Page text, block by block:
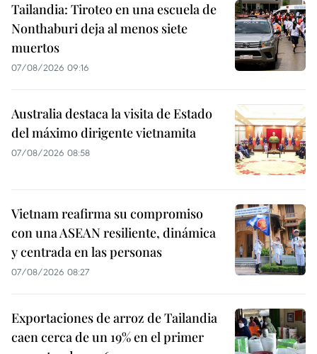
Tailandia: Tiroteo en una escuela de
Nonthaburi deja al menos siete
muertos
07/08/2026 09:16
Australia destaca la visita de Estado
del máximo dirigente vietnamita
07/08/2026 08:58
Vietnam reafirma su compromiso
con una ASEAN resiliente, dinámica
y centrada en las personas
07/08/2026 08:27
Exportaciones de arroz de Tailandia
caen cerca de un 19% en el primer